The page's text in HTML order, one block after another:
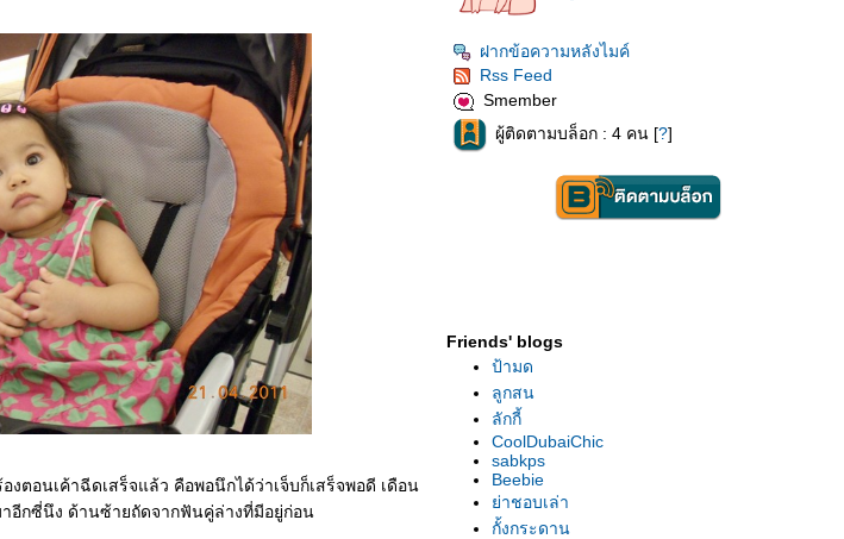
ตอนเค้าฉีดเสร็จแล้ว คือพอนึกได้ว่าเจ็บก็เสร็จพอดี เดือน
กซี่นึง ด้านซ้ายถัดจากฟันคู่ล่างที่มีอยู่ก่อน
ฝากข้อความหลังไมค์
Rss Feed
Smember
ผู้ติดตามบล็อก : 4 คน [?]
Friends' blogs
ป้ามด
ลูกสน
ลักกี้
CoolDubaiChic
sabkps
Beebie
่าชอบเล่า
กั้งกระดาน